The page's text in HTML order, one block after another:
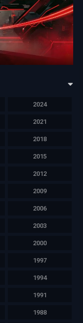
2024
2021
2018
2015
2012
2009
2006
2003
2000
1997
1994
1991
1988